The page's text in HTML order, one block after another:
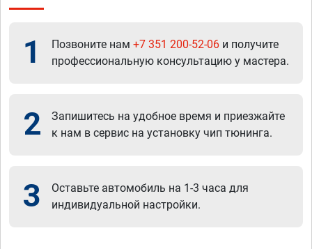
1 Позвоните нам +7 351 200-52-06 и получите
профессиональную консультацию у мастера.
2
Запишитесь на удобное время и приезжайте
к нам в сервис на установку чип тюнинга.
3
Оставьте автомобиль на 1-3 часа для
индивидуальной настройки.